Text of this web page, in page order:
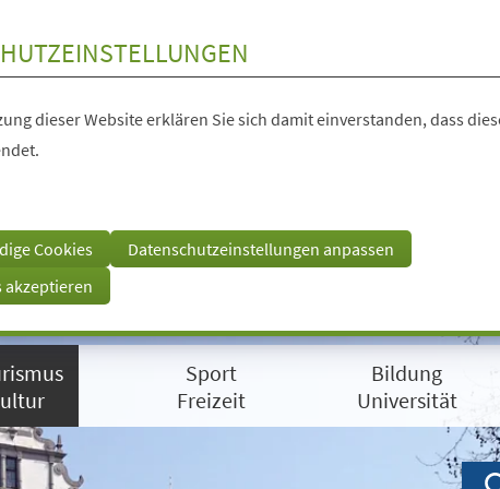
dieser Website erklären Sie sich damit einverstanden, dass
Cookies
Datenschutzeinstellungen anpassen
akzeptieren
Sport
Freizeit
Bildung
Universität